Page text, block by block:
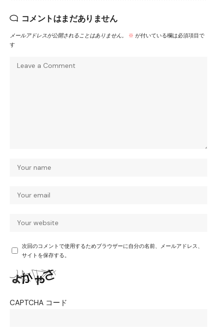
コメントはまだありません
メールアドレスが公開されることはありません。 ※ が付いている欄は必須項目で
す
次回のコメントで使用するためブラウザーに自分の名前、メールアドレス、
サイトを保存する。
CAPTCHA コード